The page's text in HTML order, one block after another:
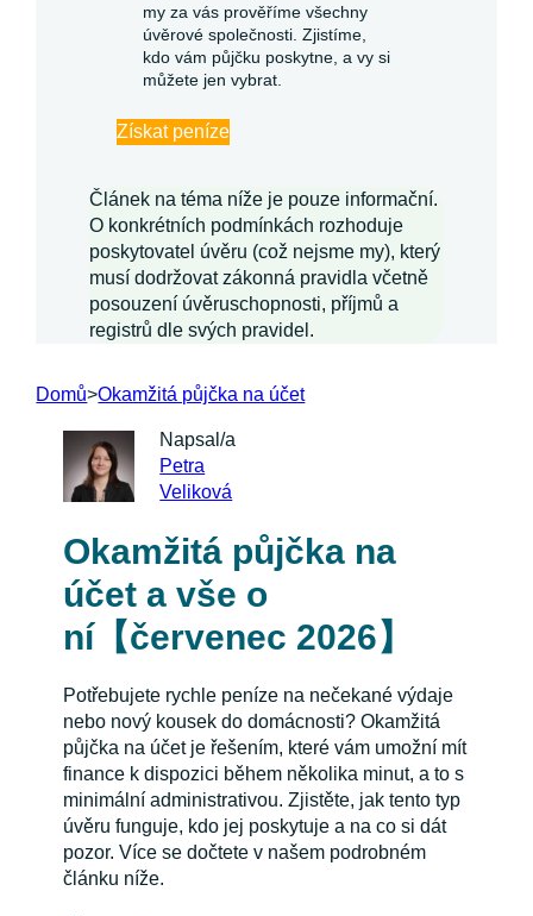
my za vás prověříme všechny
úvěrové společnosti. Zjistíme,
kdo vám půjčku poskytne, a vy si
můžete jen vybrat.
Získat peníze
Článek na téma níže je pouze informační.
O konkrétních podmínkách rozhoduje
poskytovatel úvěru (což nejsme my), který
musí dodržovat zákonná pravidla včetně
posouzení úvěruschopnosti, příjmů a
registrů dle svých pravidel.
Domů>Okamžitá půjčka na účet
Napsal/a
Petra
Veliková
Okamžitá půjčka na
účet a vše o
ní【červenec 2026】
Potřebujete rychle peníze na nečekané výdaje
nebo nový kousek do domácnosti? Okamžitá
půjčka na účet je řešením, které vám umožní mít
finance k dispozici během několika minut, a to s
minimální administrativou. Zjistěte, jak tento typ
úvěru funguje, kdo jej poskytuje a na co si dát
pozor. Více se dočtete v našem podrobném
článku níže.